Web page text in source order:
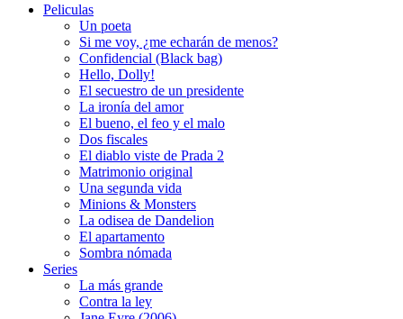
Peliculas
Un poeta
Si me voy, ¿me echarán de menos?
Confidencial (Black bag)
Hello, Dolly!
El secuestro de un presidente
La ironía del amor
El bueno, el feo y el malo
Dos fiscales
El diablo viste de Prada 2
Matrimonio original
Una segunda vida
Minions & Monsters
La odisea de Dandelion
El apartamento
Sombra nómada
Series
La más grande
Contra la ley